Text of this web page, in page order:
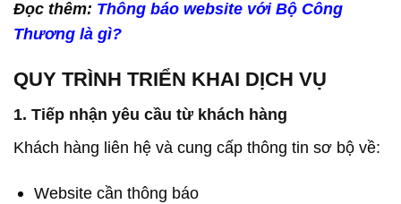
Đọc thêm: Thông báo website với Bộ Công
Thương là gì?
QUY TRÌNH TRIỂN KHAI DỊCH VỤ
1. Tiếp nhận yêu cầu từ khách hàng
Khách hàng liên hệ và cung cấp thông tin sơ bộ về:
Website cần thông báo